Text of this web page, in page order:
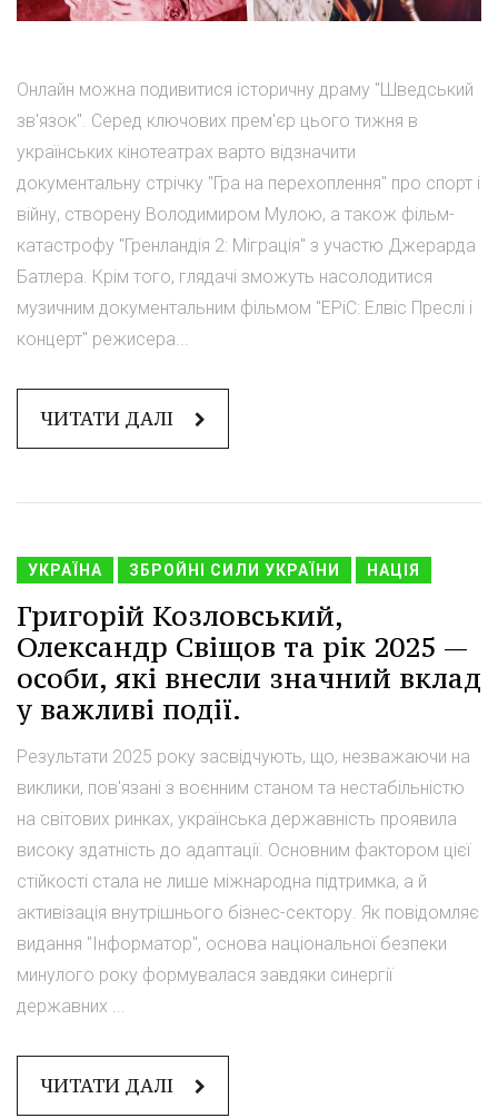
Онлайн можна подивитися історичну драму "Шведський
зв'язок". Серед ключових прем'єр цього тижня в
українських кінотеатрах варто відзначити
документальну стрічку "Гра на перехоплення" про спорт і
війну, створену Володимиром Мулою, а також фільм-
катастрофу "Гренландія 2: Міграція" з участю Джерарда
Батлера. Крім того, глядачі зможуть насолодитися
музичним документальним фільмом "EPiC: Елвіс Преслі і
концерт" режисера...
ЧИТАТИ ДАЛІ
УКРАЇНА ЗБРОЙНІ СИЛИ УКРАЇНИ НАЦІЯ
Григорій Козловський,
Олександр Свіщов та рік 2025 —
особи, які внесли значний вклад
у важливі події.
Результати 2025 року засвідчують, що, незважаючи на
виклики, пов'язані з воєнним станом та нестабільністю
на світових ринках, українська державність проявила
високу здатність до адаптації. Основним фактором цієї
стійкості стала не лише міжнародна підтримка, а й
активізація внутрішнього бізнес-сектору. Як повідомляє
видання "Інформатор", основа національної безпеки
минулого року формувалася завдяки синергії
державних ...
ЧИТАТИ ДАЛІ